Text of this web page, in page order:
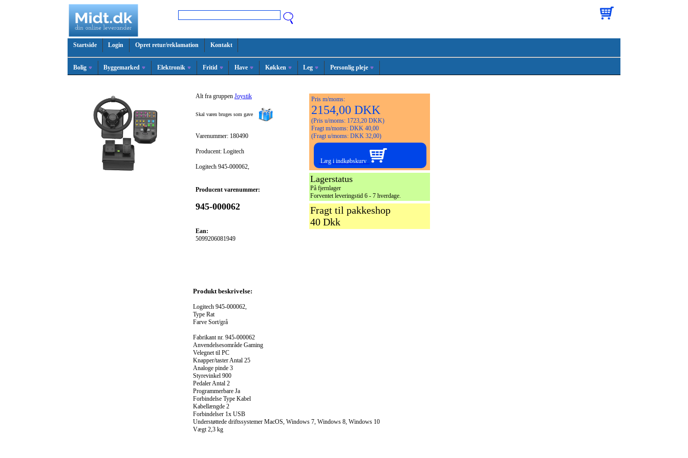
Startside Login Opret retur/reklamation Kontakt
Bolig Byggemarked Elektronik Fritid Have Køkken Leg Personlig pleje
Alt fra gruppen Joystik
Skal varen bruges som gave
Varenummer: 180490
Producent: Logitech
Logitech 945-000062,
Producent varenummer:
945-000062
Ean:
5099206081949
Pris m/moms:
2154,00 DKK
(Pris u/moms: 1723,20 DKK)
Fragt m/moms: DKK 40,00
(Fragt u/moms: DKK 32,00)
Læg i indkøbskurv
Lagerstatus
På fjernlager
Forventet leveringstid 6 - 7 hverdage.
Fragt til pakkeshop
40 Dkk
Produkt beskrivelse:
Logitech 945-000062,
Type Rat
Farve Sort/grå
Fabrikant nr. 945-000062
Anvendelsesområde Gaming
Velegnet til PC
Knapper/taster Antal 25
Analoge pinde 3
Styrevinkel 900
Pedaler Antal 2
Programmerbare Ja
Forbindelse Type Kabel
Kabellængde 2
Forbindelser 1x USB
Understøttede driftssystemer MacOS, Windows 7, Windows 8, Windows 10
Vægt 2,3 kg